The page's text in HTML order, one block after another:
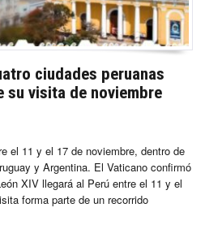
ciudades peruanas
su visita de noviembre
el 11 y el 17 de noviembre, dentro de
y Argentina. El Vaticano confirmó
XIV llegará al Perú entre el 11 y el
forma parte de un recorrido